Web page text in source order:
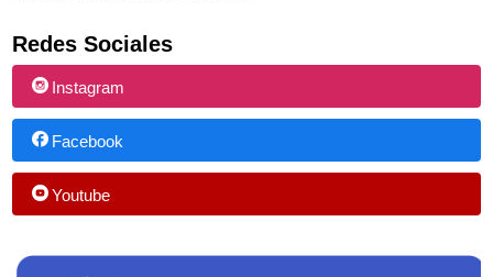
Redes Sociales
Instagram
Facebook
Youtube